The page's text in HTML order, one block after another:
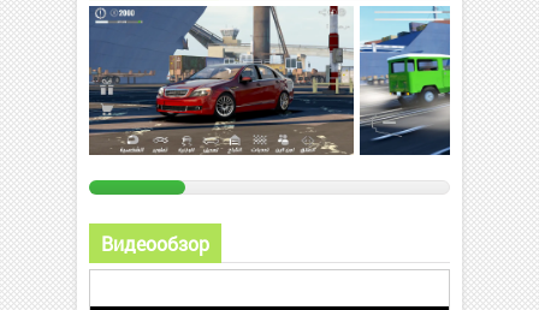
Видеообзор